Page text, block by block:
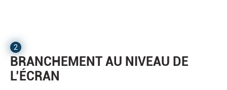
2
BRANCHEMENT AU NIVEAU DE
L’ÉCRAN